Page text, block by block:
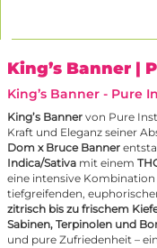
King’s Banner |
King’s Banner - Pure
King’s Banner von Pure
Kraft und Eleganz seiner
Dom x Bruce Banner
Indica/Sativa mit einem
eine intensive Kombination
tiefgreifenden,
zitrisch bis zu frischem
Sabinen, Terpinolen und
und pure Zufriedenheit –